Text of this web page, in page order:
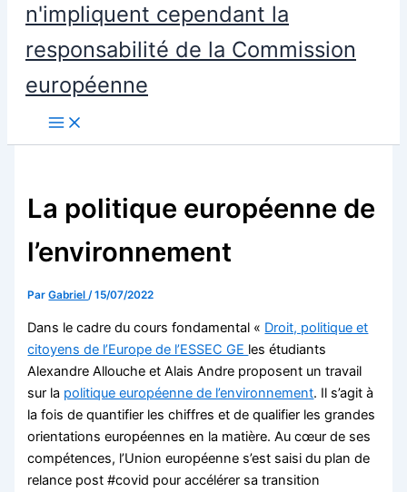
n'impliquent cependant la
responsabilité de la Commission
européenne
La politique européenne de
l’environnement
ParGabriel/15/07/2022
Dans le cadre du cours fondamental « Droit, politique et
citoyens de l’Europe de l’ESSEC GE les étudiants
Alexandre Allouche et Alais Andre proposent un travail
sur la politique européenne de l’environnement. Il s’agit à
la fois de quantifier les chiffres et de qualifier les grandes
orientations européennes en la matière. Au cœur de ses
compétences, l’Union européenne s’est saisi du plan de
relance post #covid pour accélérer sa transition